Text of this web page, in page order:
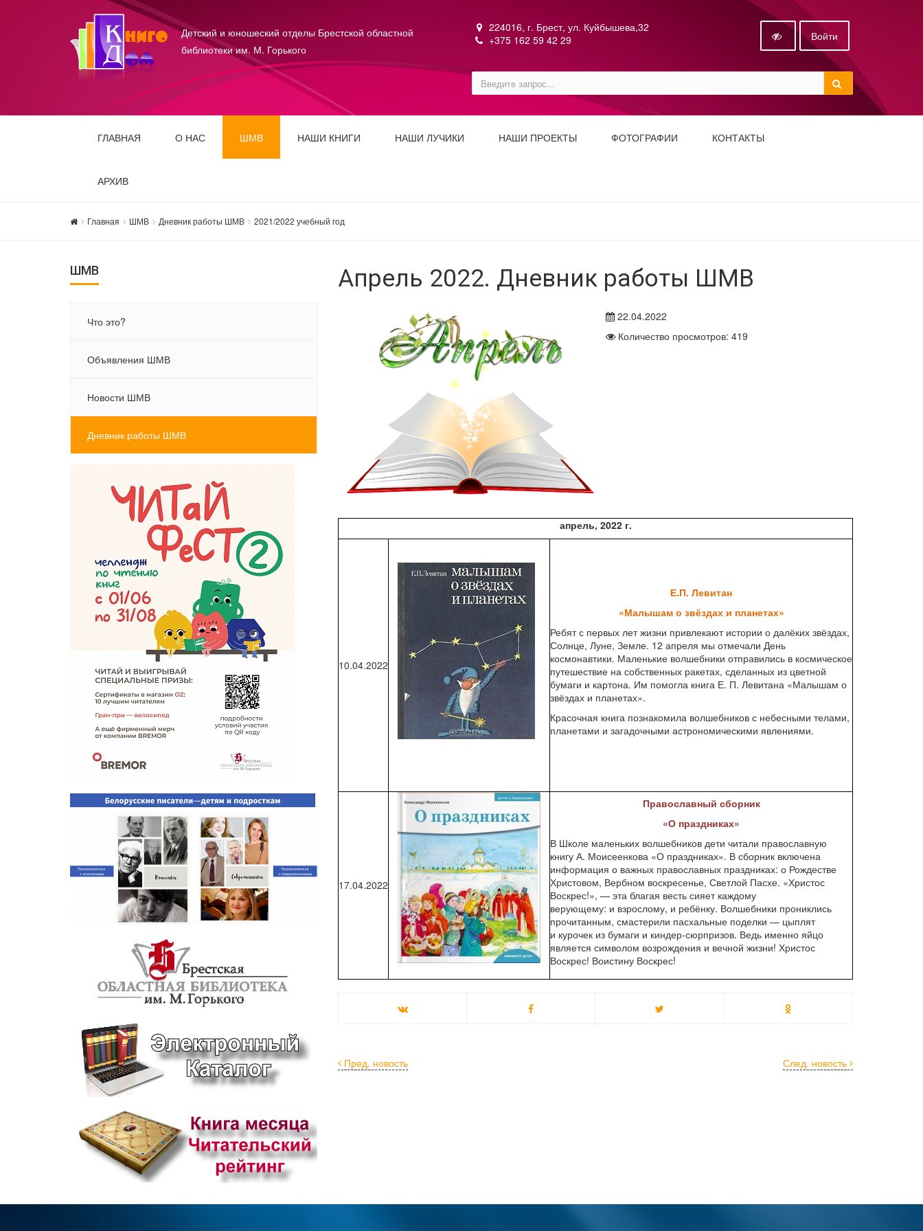
Детский и юношеский отделы Брестской областной
библиотеки им. М. Горького
224016, г. Брест, ул. Куйбышева,32
+375 162 59 42 29
Войти
ГЛАВНАЯ О НАС ШМВ НАШИ КНИГИ НАШИ ЛУЧИКИ НАШИ ПРОЕКТЫ ФОТОГРАФИИ КОНТАКТЫ
АРХИВ
Главная ШМВ Дневник работы ШМВ 2021/2022 учебный год
ШМВ
Что это?
Объявления ШМВ
Новости ШМВ
Дневник работы ШМВ
Апрель 2022. Дневник работы ШМВ
22.04.2022
Количество просмотров: 419
апрель, 2022 г.
10.04.2022
Е.П. Левитан
«Малышам о звёздах и планетах»
Ребят с первых лет жизни привлекают истории о далёких звёздах,
Солнце, Луне, Земле. 12 апреля мы отмечали День
космонавтики. Маленькие волшебники отправились в космическое
путешествие на собственных ракетах, сделанных из цветной
бумаги и картона. Им помогла книга Е. П. Левитана «Малышам о
звёздах и планетах».
Красочная книга познакомила волшебников с небесными телами,
планетами и загадочными астрономическими явлениями.
17.04.2022
Православный сборник
«О праздниках»
В Школе маленьких волшебников дети читали православную
книгу А. Моисеенкова «О праздниках». В сборник включена
информация о важных православных праздниках: о Рождестве
Христовом, Вербном воскресенье, Светлой Пасхе. «Христос
Воскрес!», — эта благая весть сияет каждому
верующему: и взрослому, и ребёнку. Волшебники прониклись
прочитанным, смастерили пасхальные поделки — цыплят
и курочек из бумаги и киндер-сюрпризов. Ведь именно яйцо
является символом возрождения и вечной жизни! Христос
Воскрес! Воистину Воскрес!
След. новость
Пред. новость